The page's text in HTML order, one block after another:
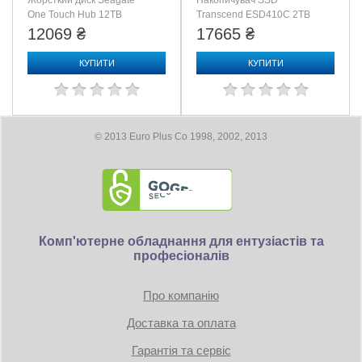
One Touch Hub 12TB
USB3.0 (STLC12000400)
12069 ₴
КУПИТИ
Transcend ESD410C 2TB
(TS2TESD410C)
17665 ₴
КУПИТИ
© 2013 Euro Plus Co 1998, 2002, 2013
Комп'ютерне обладнання для ентузіастів та
професіоналів
Про компанію
Доставка та оплата
Гарантія та сервіс